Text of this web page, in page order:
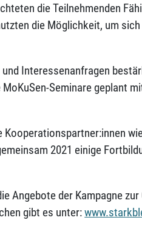
die Teilnehmenden
die Möglichkeit, um
Interessenanfragen
Seminare geplant
Kooperationspartner:innen
2021 einige
Angebote der Kampagne
gibt es unter: